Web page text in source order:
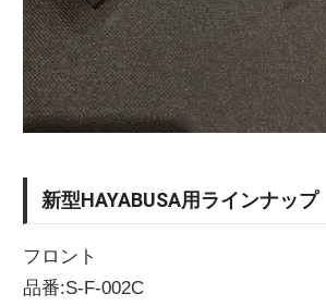
新型HAYABUSA用ラインナップ
フロント
品番:S-F-002C